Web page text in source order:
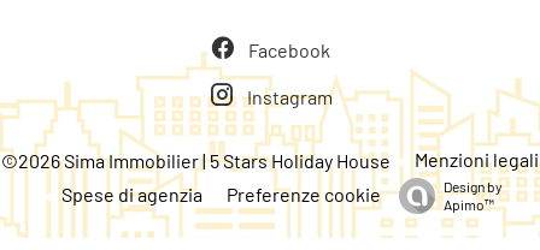
Facebook
Instagram
©2026 Sima Immobilier | 5 Stars Holiday House
Menzioni legali
Spese di agenzia
Preferenze cookie
Design by
Apimo™